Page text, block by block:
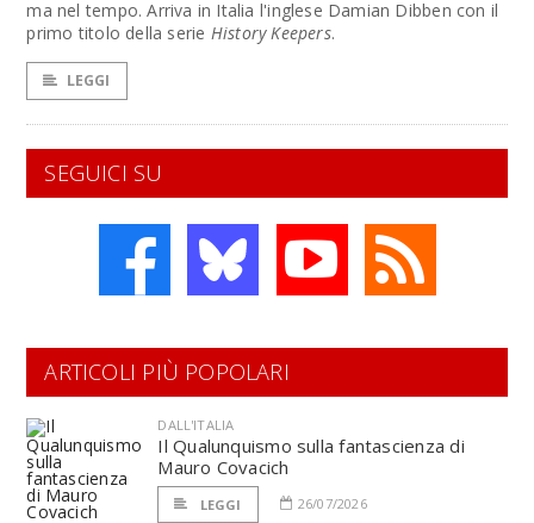
ma nel tempo. Arriva in Italia l'inglese Damian Dibben con il
primo titolo della serie History Keepers.
LEGGI
SEGUICI SU
ARTICOLI PIÙ POPOLARI
DALL'ITALIA
Il Qualunquismo sulla fantascienza di
Mauro Covacich
LEGGI 26/07/2026